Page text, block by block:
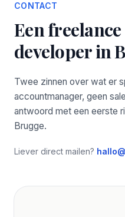
CONTACT
Een
developer in
Twee zinnen over wat er
accountmanager, geen
antwoord met een eerste
Brugge.
Liever direct mailen?